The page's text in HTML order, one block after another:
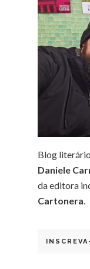
Blog
Daniele
da editora
Cartonera.